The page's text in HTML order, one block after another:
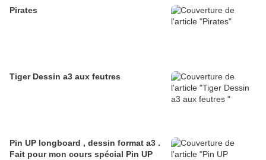
Pirates
Tiger Dessin a3 aux feutres
Pin UP longboard , dessin format a3 .
Fait pour mon cours spécial Pin UP